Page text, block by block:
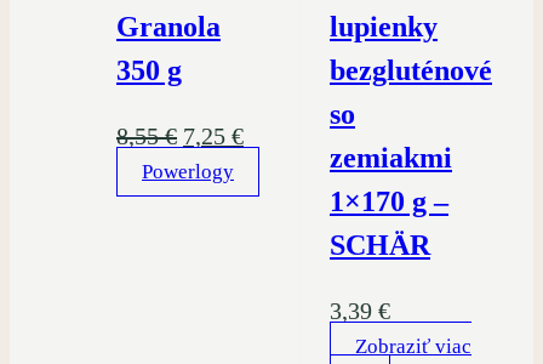
Granola
350 g
8,55€ Pôvodná
cena
7,25 €Aktuálna
Powerlogy
lupienky
bezgluténové
so
zemiakmi
1×170 g –
SCHÄR
3,39 €
Zobraziť viac